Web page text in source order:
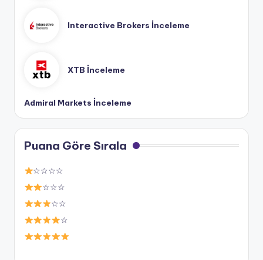
Interactive Brokers İnceleme
XTB İnceleme
Admiral Markets İnceleme
Puana Göre Sırala
☆☆☆☆
☆☆☆
☆☆
☆